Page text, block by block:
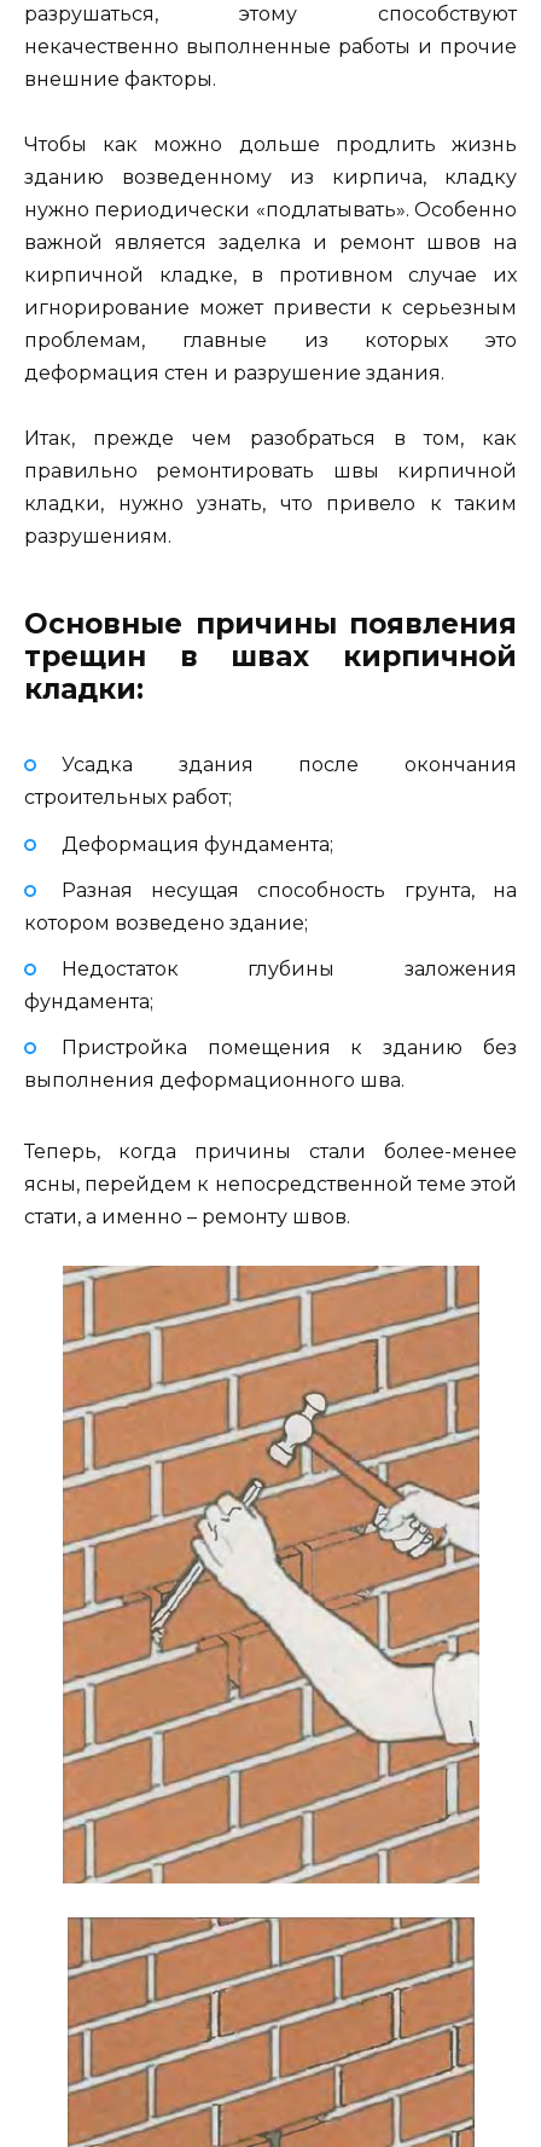
разрушаться, этому способствуют
некачественно выполненные работы и прочие
внешние факторы.
Чтобы как можно дольше продлить жизнь
зданию возведенному из кирпича, кладку
нужно периодически «подлатывать». Особенно
важной является заделка и ремонт швов на
кирпичной кладке, в противном случае их
игнорирование может привести к серьезным
проблемам, главные из которых это
деформация стен и разрушение здания.
Итак, прежде чем разобраться в том, как
правильно ремонтировать швы кирпичной
кладки, нужно узнать, что привело к таким
разрушениям.
Основные причины появления
трещин в швах кирпичной
кладки:
Усадка здания после окончания
строительных работ;
Деформация фундамента;
Разная несущая способность грунта, на
котором возведено здание;
Недостаток глубины заложения
фундамента;
Пристройка помещения к зданию без
выполнения деформационного шва.
Теперь, когда причины стали более-менее
ясны, перейдем к непосредственной теме этой
стати, а именно – ремонту швов.